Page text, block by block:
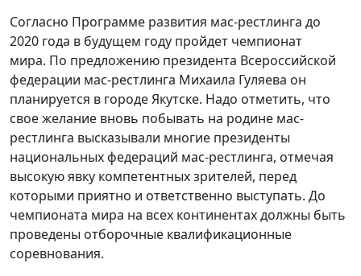
Согласно Программе развития мас-рестлинга до
2020 года в будущем году пройдет чемпионат
мира. По предложению президента Всероссийской
федерации мас-рестлинга Михаила Гуляева он
планируется в городе Якутске. Надо отметить, что
свое желание вновь побывать на родине мас-
рестлинга высказывали многие президенты
национальных федераций мас-рестлинга, отмечая
высокую явку компетентных зрителей, перед
которыми приятно и ответственно выступать. До
чемпионата мира на всех континентах должны быть
проведены отборочные квалификационные
соревнования.